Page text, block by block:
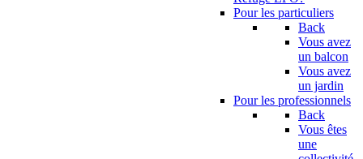
Pour les particuliers
Back
Vous avez
un balcon
Vous avez
un jardin
Pour les professionnels
Back
Vous êtes
une